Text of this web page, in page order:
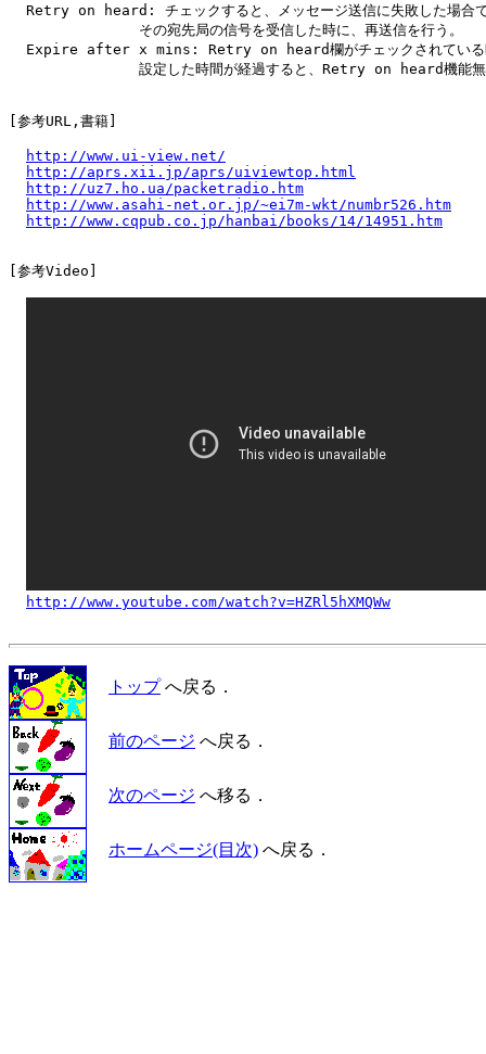
Retry on heard: チェックすると、メッセージ送信に失敗した場合
               その宛先局の信号を受信した時に、再送信を行う。
Expire after x mins: Retry on heard欄がチェックされている
設定した時間が経過すると、Retry on heard機能無
[参考URL,書籍]
http://www.ui-view.net/
http://aprs.xii.jp/aprs/uiviewtop.html
http://uz7.ho.ua/packetradio.htm
http://www.asahi-net.or.jp/~ei7m-wkt/numbr526.htm
http://www.cqpub.co.jp/hanbai/books/14/14951.htm
[参考Video]
http://www.youtube.com/watch?v=HZRl5hXMQWw
トップへ戻る．
前のページ へ戻る．
次のページ へ移る．
ホームページ(目次) へ戻る．